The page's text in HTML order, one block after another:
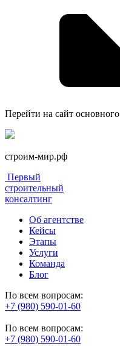
Перейти на сайт
строим-мир.рф
Первый
строительный
консалтинг
Об агентстве
Кейсы
Этапы
Услуги
Команда
Блог
По всем вопросам:
+7 (980) 590-01-60
По всем вопросам:
+7 (980) 590-01-60